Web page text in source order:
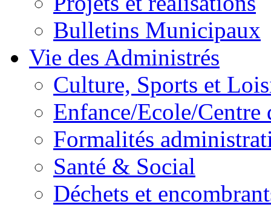
Bulletins Municipaux
Vie des Administrés
Culture, Sports et
Enfance/Ecole/Centre
Formalités
Santé & Social
Déchets et